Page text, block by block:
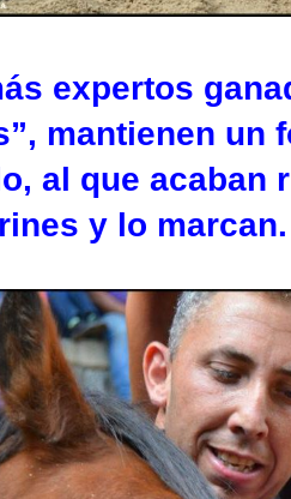
expertos
mantienen un
al que acaban
y lo